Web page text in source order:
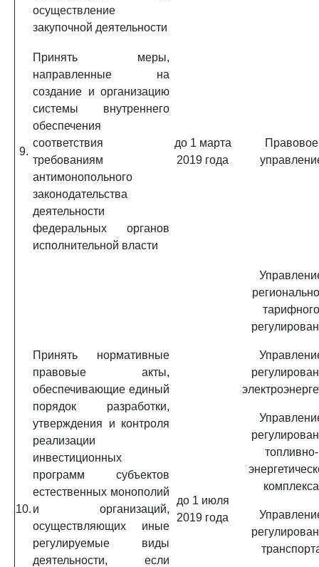
осуществление
закупочной деятельности
9.
Принять меры,
направленные на
создание и организацию
системы внутреннего
обеспечения
соответствия
требованиям
антимонопольного
законодательства
деятельности
федеральных органов
исполнительной власти
до 1 марта
2019 года
Правовое
10.
Принять нормативные
правовые акты,
обеспечивающие единый
порядок разработки,
утверждения и контроля
реализации
инвестиционных
программ субъектов
естественных монополий
и организаций,
осуществляющих иные
регулируемые виды
деятельности, если
до 1 июля
2019 года
тарифного
топливно-
комплекса